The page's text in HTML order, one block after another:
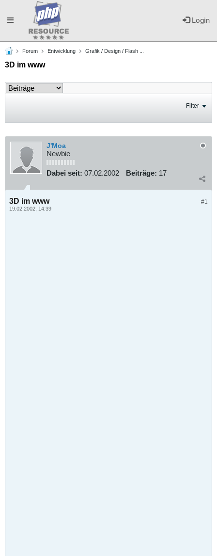
Login
Toggle
navigation
Forum Entwicklung Grafik / Design / Flash ...
3D im www
Filter
J'Moa
Newbie
Dabei seit: 07.02.2002 Beiträge: 17
#1
3D im www
19.02.2002, 14:39